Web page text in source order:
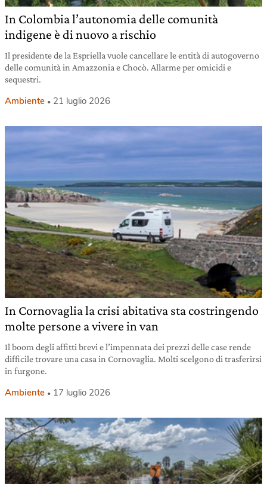
In Colombia l’autonomia delle comunità
indigene è di nuovo a rischio
Il presidente de la Espriella vuole cancellare le entità di autogoverno
delle comunità in Amazzonia e Chocò. Allarme per omicidi e
sequestri.
Ambiente 21 luglio 2026
In Cornovaglia la crisi abitativa sta costringendo
molte persone a vivere in van
Il boom degli affitti brevi e l’impennata dei prezzi delle case rende
difficile trovare una casa in Cornovaglia. Molti scelgono di trasferirsi
in furgone.
Ambiente 17 luglio 2026